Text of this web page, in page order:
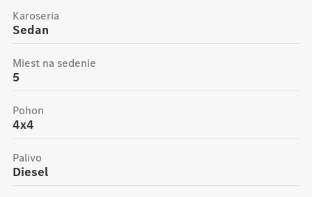
Sedan
Karoseria
5
Miest na sedenie
4x4
Pohon
Diesel
Palivo